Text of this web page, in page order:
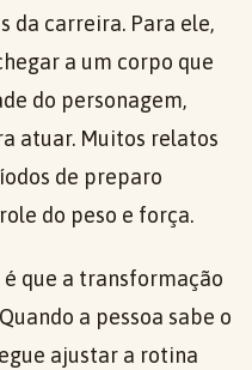
da carreira. Para ele,
a um corpo que
do personagem,
atuar. Muitos relatos
de preparo
do peso e força.
que a transformação
a pessoa sabe o
ajustar a rotina